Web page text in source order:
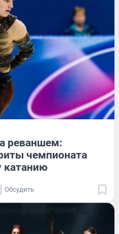
реваншем:
чемпионата
катанию
Обсудить